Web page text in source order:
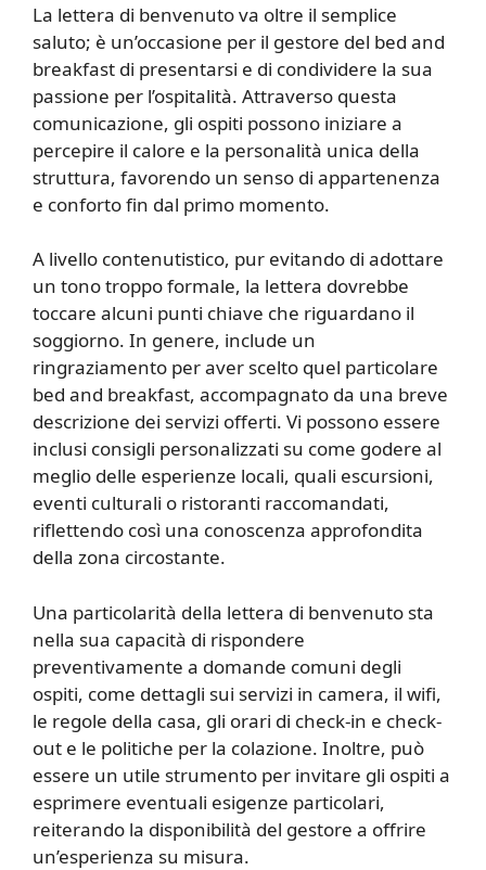
La lettera di benvenuto va oltre il semplice
saluto; è un’occasione per il gestore del bed and
breakfast di presentarsi e di condividere la sua
passione per l’ospitalità. Attraverso questa
comunicazione, gli ospiti possono iniziare a
percepire il calore e la personalità unica della
struttura, favorendo un senso di appartenenza
e conforto fin dal primo momento.
A livello contenutistico, pur evitando di adottare
un tono troppo formale, la lettera dovrebbe
toccare alcuni punti chiave che riguardano il
soggiorno. In genere, include un
ringraziamento per aver scelto quel particolare
bed and breakfast, accompagnato da una breve
descrizione dei servizi offerti. Vi possono essere
inclusi consigli personalizzati su come godere al
meglio delle esperienze locali, quali escursioni,
eventi culturali o ristoranti raccomandati,
riflettendo così una conoscenza approfondita
della zona circostante.
Una particolarità della lettera di benvenuto sta
nella sua capacità di rispondere
preventivamente a domande comuni degli
ospiti, come dettagli sui servizi in camera, il wifi,
le regole della casa, gli orari di check-in e check-
out e le politiche per la colazione. Inoltre, può
essere un utile strumento per invitare gli ospiti a
esprimere eventuali esigenze particolari,
reiterando la disponibilità del gestore a offrire
un’esperienza su misura.